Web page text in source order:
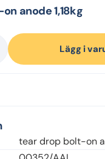
anode 1,18kg
Lägg i
tear drop bolt-on